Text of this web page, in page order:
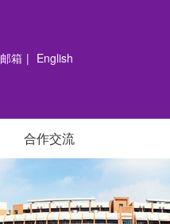
邮箱 English
合作交流